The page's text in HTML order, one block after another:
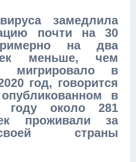
замедлила
почти на 30
на два
меньше, чем
мигрировало в
год, говорится
в
около 281
проживали за
страны